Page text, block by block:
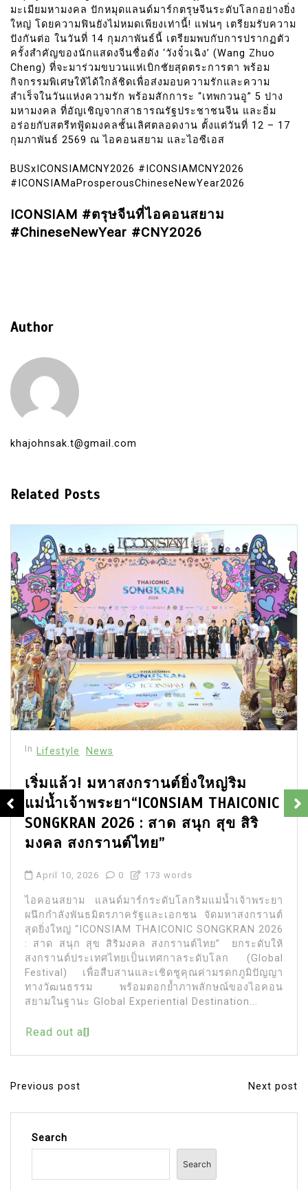
มะเมียมหามงคล ปักหมุดแลนด์มาร์กตรุษจีนระดับโลกอย่างยิ่ง
ใหญ่ โดยความฟินยังไม่หมดเพียงเท่านี้! แฟนๆ เตรียมรับความ
ปังกันต่อ ในวันที่ 14 กุมภาพันธ์นี้ เตรียมพบกับการปรากฏตัว
ครั้งสำคัญของนักแสดงจีนชื่อดัง ‘วังจั๋วเฉิง’ (Wang Zhuo
Cheng) ที่จะมาร่วมขบวนแห่เบิกชัยสุดตระการตา พร้อม
กิจกรรมพิเศษให้ได้ใกล้ชิดเพื่อส่งมอบความรักและความ
สำเร็จในวันแห่งความรัก พร้อมสักการะ “เทพกวนอู” 5 ปาง
มหามงคล ที่อัญเชิญจากสาธารณรัฐประชาชนจีน และอิ่ม
อร่อยกับสตรีทฟู้ดมงคลชั้นเลิศตลอดงาน ตั้งแต่วันที่ 12 – 17
กุมภาพันธ์ 2569 ณ ไอคอนสยาม และไอซีเอส
BUSxICONSIAMCNY2026 #ICONSIAMCNY2026
#ICONSIAMaProsperousChineseNewYear2026
ICONSIAM #ตรุษจีนที่ไอคอนสยาม
#ChineseNewYear #CNY2026
Author
khajohnsak.t@gmail.com
Related Posts
In Lifestyle News
เริ่มแล้ว! มหาสงกรานต์ยิ่งใหญ่ริม
แม่น้ำเจ้าพระยา“ICONSIAM THAICONIC
SONGKRAN 2026 : สาด สนุก สุข สิริ
มงคล สงกรานต์ไทย”
April 10, 2026 0 173 words
ไอคอนสยาม แลนด์มาร์กระดับโลกริมแม่น้ำเจ้าพระยา
ผนึกกำลังพันธมิตรภาครัฐและเอกชน จัดมหาสงกรานต์
สุดยิ่งใหญ่ “ICONSIAM THAICONIC SONGKRAN 2026
: สาด สนุก สุข สิริมงคล สงกรานต์ไทย” ยกระดับให้
สงกรานต์ประเทศไทยเป็นเทศกาลระดับโลก (Global
Festival) เพื่อสืบสานและเชิดชูคุณค่ามรดกภูมิปัญญา
ทางวัฒนธรรม พร้อมตอกย้ำภาพลักษณ์ของไอคอน
สยามในฐานะ Global Experiential Destination...
Read out all
P
o
Previous post Next post
Search
Search